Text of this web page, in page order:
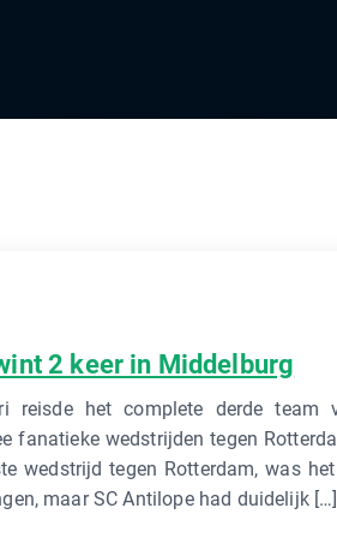
2 keer in Middelburg
reisde het complete derde
fanatieke wedstrijden tegen
wedstrijd tegen Rotterdam, was
maar SC Antilope had duidelijk […]